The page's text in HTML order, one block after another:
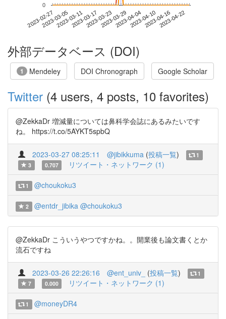
2023-02-272023-03-052023-03-112023-03-172023-03-232023-03-292023-04-042023-04-102023-04-162023-04-22
0
外部データベース (DOI)
1 Mendeley DOI Chronograph Google Scholar
Twitter (4 users, 4 posts, 10 favorites)
@ZekkaDr 増減量については鼻科学会誌にあるみたいです
ね。 https://t.co/5AYKT5spbQ
2023-03-27 08:25:11 @jibikkuma (投稿一覧)
1
3
0.707 リツイート・ネットワーク (1)
1 @choukoku3
2 @entdr_jibika @choukoku3
@ZekkaDr こういうやつですかね。。開業後も論文書くとか
流石ですね
2023-03-26 22:26:16 @ent_univ_ (投稿一覧)
1
7
0.000 リツイート・ネットワーク (1)
1 @moneyDR4